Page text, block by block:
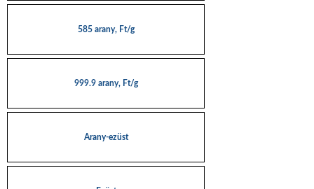
585 arany, Ft/g
999.9 arany, Ft/g
Arany-ezüst